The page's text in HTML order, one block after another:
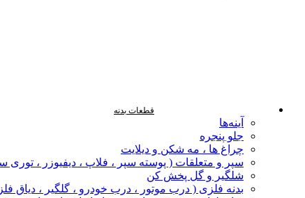
قطعات بدنه
آینه‌ها
جلو پنجره
چراغ‌ ها ، مه‌ شکن و دیلایت
سپر و متعلقات ( پوسته سپر ، فلاپ ، دیفیوزر ، توری
شلگیر و گل‌ پخش‌ کن
بدنه فلزی ( درب موتور ، درب خودرو ، گلگیر ، دیاق